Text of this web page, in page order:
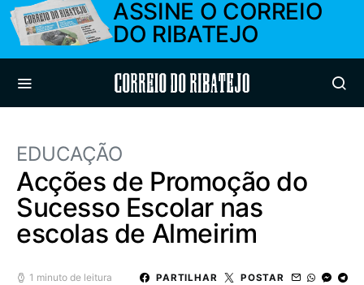
ASSINE O CORREIO
DO RIBATEJO
Correio do Ribatejo
EDUCAÇÃO
Acções de Promoção do
Sucesso Escolar nas
escolas de Almeirim
1 minuto de leitura PARTILHAR POSTAR